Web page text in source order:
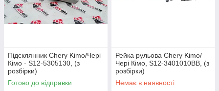
Підсклянник Chery Kimo/Чері
Кімо - S12-5305130, (з
розбірки)
Готово до відправки
Рейка рульова Chery Kimo/
Чері Кімо, S12-3401010BB, (з
розбірки)
Немає в наявності